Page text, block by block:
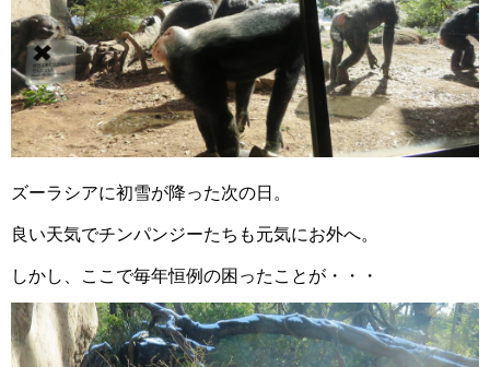
ズーラシアに初雪が降った次の日。
良い天気でチンパンジーたちも元気にお外へ。
しかし、ここで毎年恒例の困ったことが・・・